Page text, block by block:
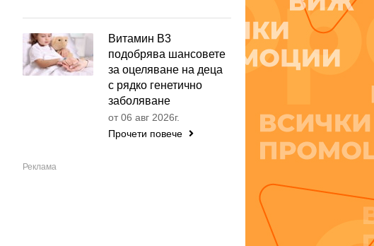
Витамин B3
подобрява шансовете
за оцеляване на деца
с рядко генетично
заболяване
от 06 авг 2026г.
Прочети повече